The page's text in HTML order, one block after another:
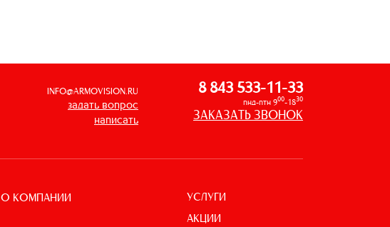
INFO@ARMOVISION.RU
задать вопрос
написать
8 843 533-11-33
пнд-птн 900-1830
ЗАКАЗАТЬ ЗВОНОК
О КОМПАНИИ
УСЛУГИ
АКЦИИ